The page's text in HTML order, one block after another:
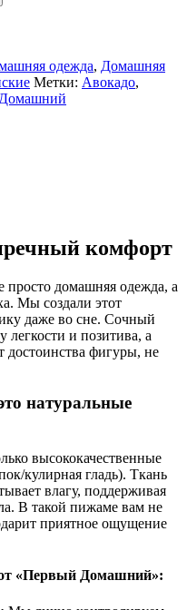
одежда, Домашняя
Метки: Авокадо,
комфорт
домашняя одежда, а
Мы создали этот
даже во сне. Сочный
легкости и позитива, а
достоинства фигуры, не
натуральные
высококачественные
кулирная гладь). Ткань
влагу, поддерживая
В такой пижаме вам не
приятное ощущение
«Первый Домашний»: